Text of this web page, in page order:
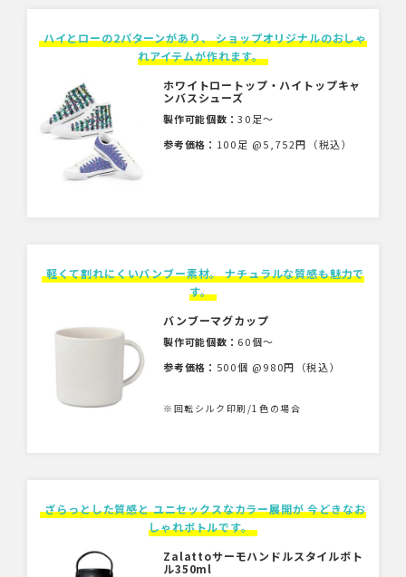
ハイとローの2パターンがあり、 ショップオリジナルのおしゃ
れアイテムが作れます。
ホワイトロートップ・ハイトップキャ
ンバスシューズ
製作可能個数：30足〜
参考価格： 100足 @5,752円（税込）
軽くて割れにくいバンブー素材。 ナチュラルな質感も魅力で
す。
バンブーマグカップ
製作可能個数： 60個〜
参考価格： 500個 @980円（税込）
※回転シルク印刷/1色の場合
ざらっとした質感と ユニセックスなカラー展開が 今どきなお
しゃれボトルです。
Zalattoサーモハンドルスタイルボト
ル350ml